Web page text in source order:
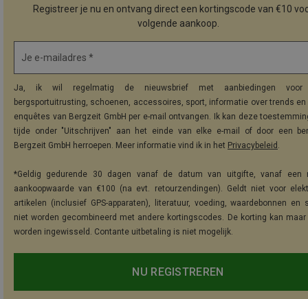
Registreer je nu en ontvang direct een kortingscode van €10
volgende aankoop.
Je e-mailadres *
Ja, ik wil regelmatig de nieuwsbrief met aanbiedingen voor
bergsportuitrusting, schoenen, accessoires, sport, informatie over trends
enquêtes van Bergzeit GmbH per e-mail ontvangen. Ik kan deze
tijde onder "Uitschrijven" aan het einde van elke e-mail of door een
Bergzeit GmbH herroepen. Meer informatie vind ik in het Privacybeleid .
*Geldig gedurende 30 dagen vanaf de datum van uitgifte, vanaf een
aankoopwaarde van €100 (na evt. retourzendingen). Geldt niet voor
artikelen (inclusief GPS-apparaten), literatuur, voeding, waardebonnen en
niet worden gecombineerd met andere kortingscodes. De korting kan maar
worden ingewisseld. Contante uitbetaling is niet mogelijk.
NU REGISTREREN